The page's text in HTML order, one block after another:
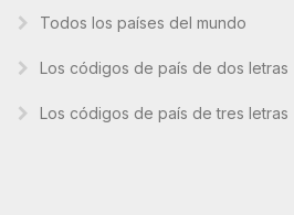
Todos los países del mundo
Los códigos de país de dos letras
Los códigos de país de tres letras